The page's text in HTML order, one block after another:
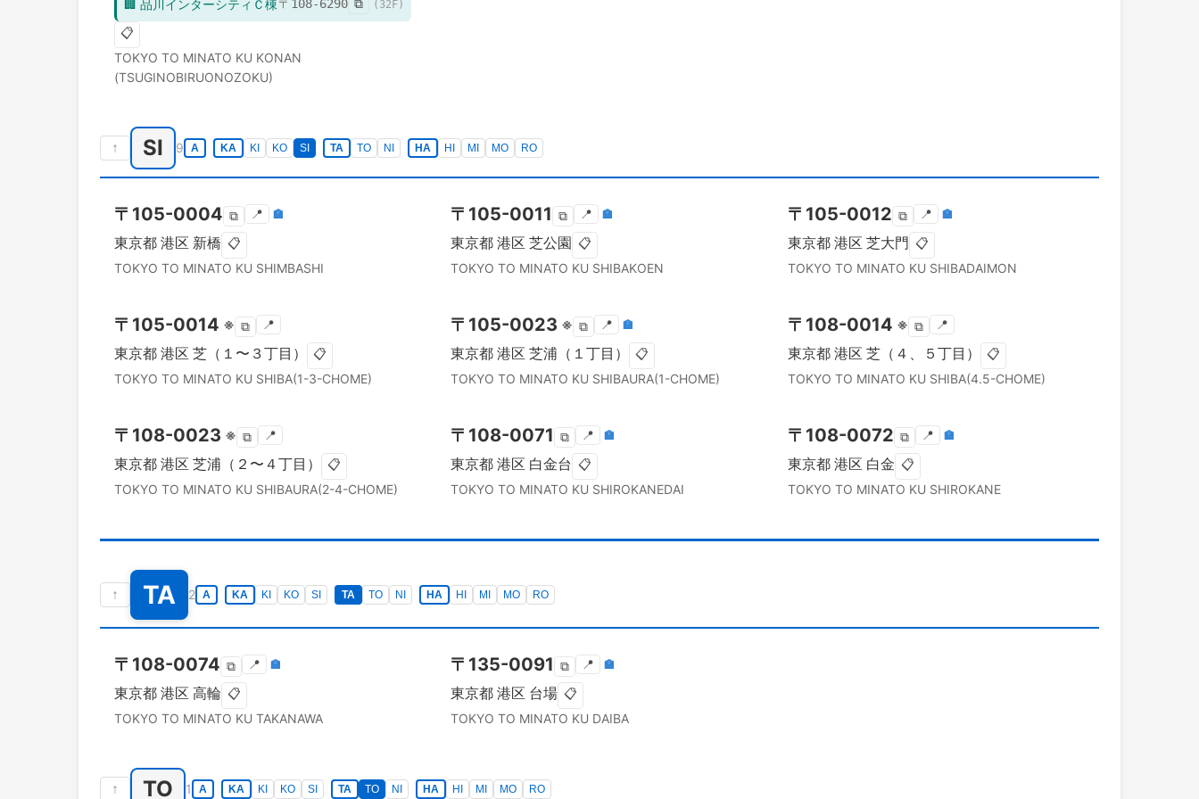
🏢 品川インターシティＣ棟〒 108-6290 ⧉ ( 32 F)
📋
TOKYO TO MINATO KU KONAN
(TSUGINOBIRUONOZOKU)
↑ SI 9 A KA KI KO SI TA TO NI HA HI MI MO RO
〒 105-0004 ⧉ 📍 🏣
東京都 港区 新橋 📋
TOKYO TO MINATO KU SHIMBASHI
〒 105-0011 ⧉ 📍 🏣
東京都 港区 芝公園 📋
TOKYO TO MINATO KU SHIBAKOEN
〒 105-0012 ⧉ 📍 🏣
東京都 港区 芝大門 📋
TOKYO TO MINATO KU SHIBADAIMON
〒 105-0014 ※ ⧉ 📍
東京都 港区 芝（１〜３丁目） 📋
TOKYO TO MINATO KU SHIBA(1-3-CHOME)
〒 105-0023 ※ ⧉ 📍 🏣
東京都 港区 芝浦（１丁目） 📋
TOKYO TO MINATO KU SHIBAURA(1-CHOME)
〒 108-0014 ※ ⧉ 📍
東京都 港区 芝（４、５丁目） 📋
TOKYO TO MINATO KU SHIBA(4.5-CHOME)
〒 108-0023 ※ ⧉ 📍
東京都 港区 芝浦（２〜４丁目） 📋
TOKYO TO MINATO KU SHIBAURA(2-4-CHOME)
〒 108-0071 ⧉ 📍 🏣
東京都 港区 白金台 📋
TOKYO TO MINATO KU SHIROKANEDAI
〒 108-0072 ⧉ 📍 🏣
東京都 港区 白金 📋
TOKYO TO MINATO KU SHIROKANE
↑ TA 2 A KA KI KO SI TA TO NI HA HI MI MO RO
〒 108-0074 ⧉ 📍 🏣
東京都 港区 高輪 📋
TOKYO TO MINATO KU TAKANAWA
〒 135-0091 ⧉ 📍 🏣
東京都 港区 台場 📋
TOKYO TO MINATO KU DAIBA
↑ TO 1 A KA KI KO SI TA TO NI HA HI MI MO RO